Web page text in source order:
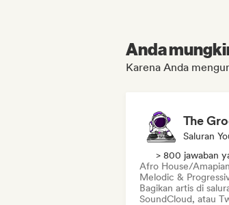
Anda
Karena Anda
The
Saluran
> 800 jawaban
Afro House/
Melodic &
Bagikan artis di
SoundCloud, atau